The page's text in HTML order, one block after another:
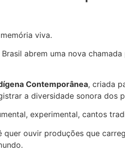
viva.
abrem uma nova
Contemporânea, criada
a diversidade sonora dos
experimental, cantos
ouvir produções que